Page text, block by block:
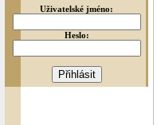
Uživatelské jméno:
Heslo: